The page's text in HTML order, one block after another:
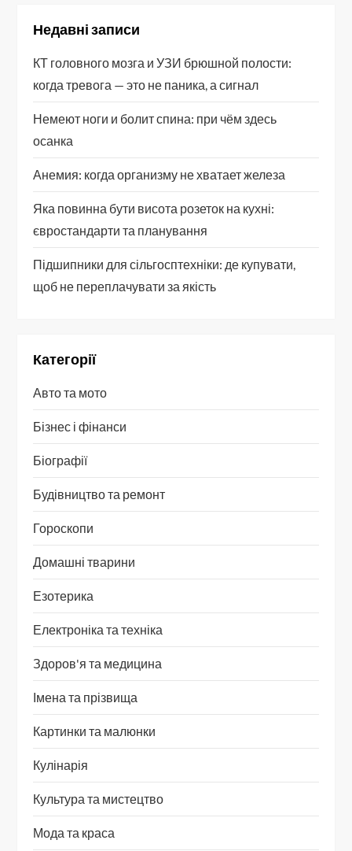
Недавні записи
КТ головного мозга и УЗИ брюшной полости:
когда тревога — это не паника, а сигнал
Немеют ноги и болит спина: при чём здесь
осанка
Анемия: когда организму не хватает железа
Яка повинна бути висота розеток на кухні:
євростандарти та планування
Підшипники для сільгосптехніки: де купувати,
щоб не переплачувати за якість
Категорії
Авто та мото
Бізнес і фінанси
Біографії
Будівництво та ремонт
Гороскопи
Домашні тварини
Езотерика
Електроніка та техніка
Здоров'я та медицина
Імена та прізвища
Картинки та малюнки
Кулінарія
Культура та мистецтво
Мода та краса